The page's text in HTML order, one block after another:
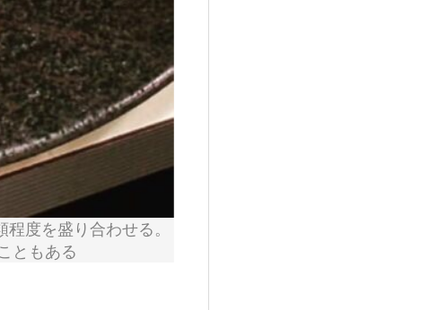
度を盛り合わせる。
ともある